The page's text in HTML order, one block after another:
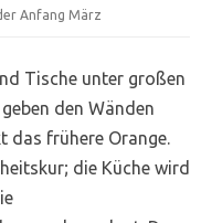
Anfang März
Tische unter großen
den Wänden
das frühere Orange.
die Küche wird